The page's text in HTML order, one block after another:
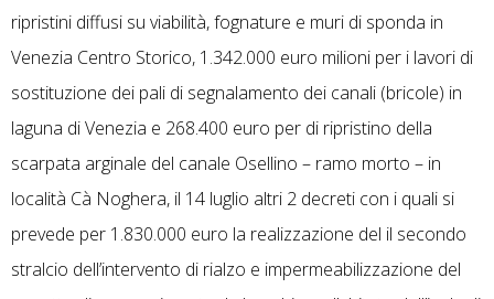
ripristini diffusi su viabilità, fognature e muri di sponda in
Venezia Centro Storico, 1.342.000 euro milioni per i lavori di
sostituzione dei pali di segnalamento dei canali (bricole) in
laguna di Venezia e 268.400 euro per di ripristino della
scarpata arginale del canale Osellino – ramo morto – in
località Cà Noghera, il 14 luglio altri 2 decreti con i quali si
prevede per 1.830.000 euro la realizzazione del il secondo
stralcio dell’intervento di rialzo e impermeabilizzazione del